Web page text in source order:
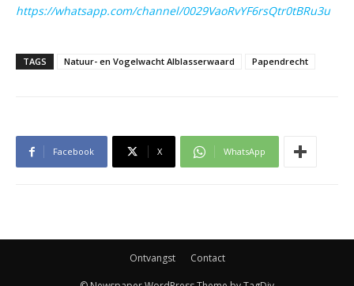
https://whatsapp.com/channel/0029VaoRvYF6rsQtr0tBRu3u
TAGS Natuur- en Vogelwacht Alblasserwaard Papendrecht
Facebook X WhatsApp
Ontvangst Contact